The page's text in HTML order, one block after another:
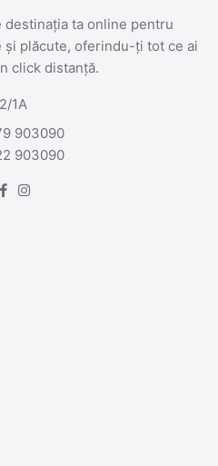
destinația ta online pentru
plăcute, oferindu-ți tot ce ai
click distanță.
1A
903090
903090